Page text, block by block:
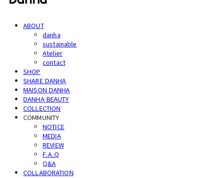
ABOUT
danha
sustainable
Atelier
contact
SHOP
SHARE DANHA
MAISON DANHA
DANHA BEAUTY
COLLECTION
COMMUNITY
NOTICE
MEDIA
REVIEW
F.A.Q
Q&A
COLLABORATION